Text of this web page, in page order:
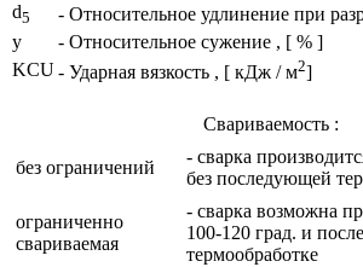
d5
- Относительное удлинение при
y
- Относительное сужение , [ % ]
KCU- Ударная вязкость , [ кДж / м2]
Свариваемость :
без ограничений
- сварка
без последующей
ограниченно
свариваемая
- сварка возможна
100-120 град. и
термообработке